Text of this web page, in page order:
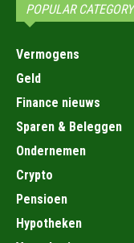
POPULAR CATEGORY
Vermogens
Geld
Finance nieuws
Sparen & Beleggen
Ondernemen
Crypto
Pensioen
Hypotheken